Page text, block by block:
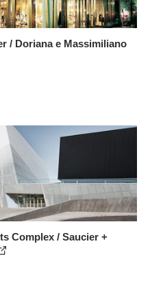
/ Doriana e Massimiliano
Complex / Saucier +